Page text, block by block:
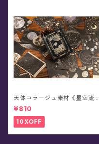
天体コラージュ素材《星空流
光》豆本型ペーパー(60枚入)
¥810
10%OFF